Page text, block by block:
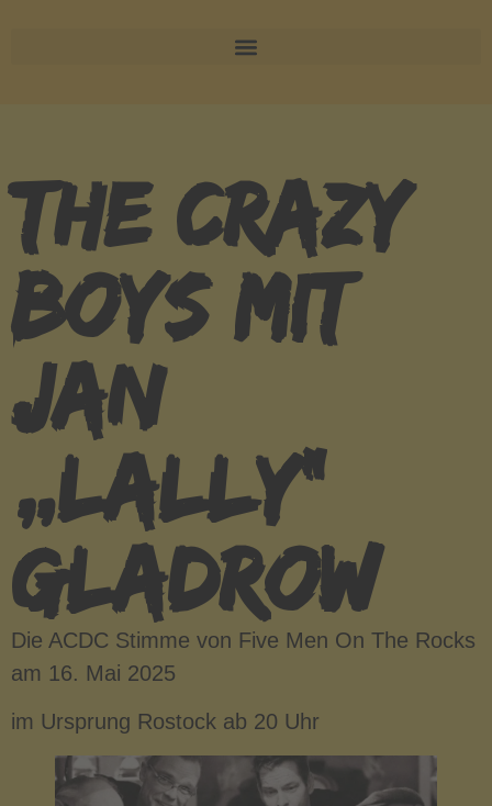
THE CRAZY
BOYS MIT
JAN
„LALLY“
GLADROW
Die ACDC Stimme von Five Men On The Rocks
am 16. Mai 2025
im Ursprung Rostock ab 20 Uhr